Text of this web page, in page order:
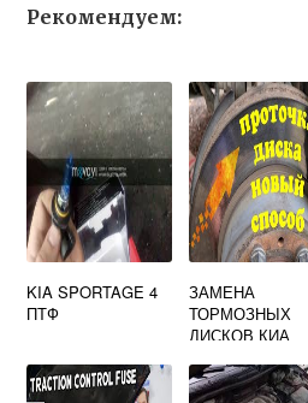
Рекомендуем:
KIA SPORTAGE 4
ПТФ
ЗАМЕНА
ТОРМОЗНЫХ
ДИСКОВ КИА